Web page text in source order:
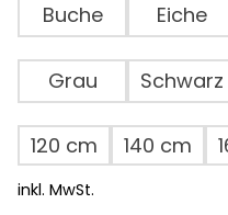
Buche Eiche
Grau Schwarz
120 cm 140 cm
inkl. MwSt.